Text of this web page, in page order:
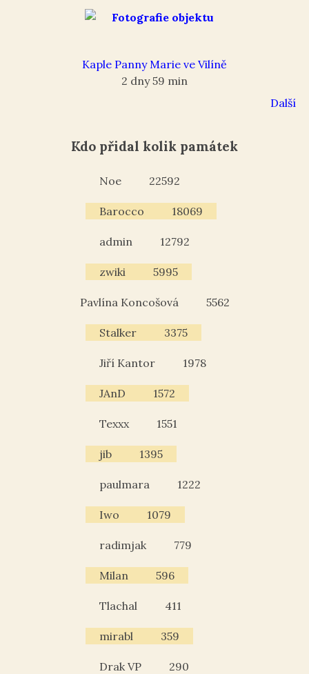
Kaple Panny Marie ve Vilíně
2 dny 59 min
Další
Kdo přidal kolik památek
Noe 22592
Barocco 18069
admin 12792
zwiki 5995
Pavlína Koncošová 5562
Stalker 3375
Jiří Kantor 1978
JAnD 1572
Texxx 1551
jib 1395
paulmara 1222
Iwo 1079
radimjak 779
Milan 596
Tlachal 411
mirabl 359
Drak VP 290